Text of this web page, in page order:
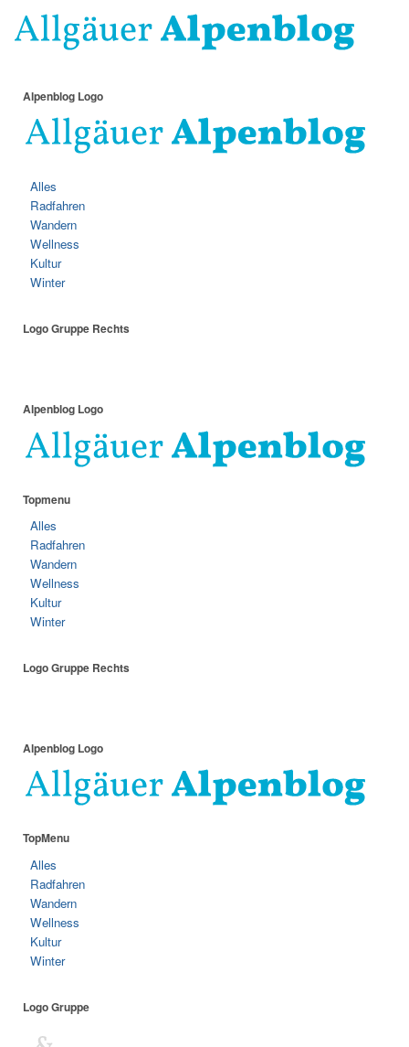
Alpenblog Logo
Alles
Radfahren
Wandern
Wellness
Kultur
Winter
Logo Gruppe Rechts
Alpenblog Logo
Topmenu
Alles
Radfahren
Wandern
Wellness
Kultur
Winter
Logo Gruppe Rechts
Alpenblog Logo
TopMenu
Alles
Radfahren
Wandern
Wellness
Kultur
Winter
Logo Gruppe